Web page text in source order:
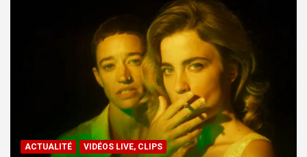
ACTUALITÉ VIDÉOS LIVE, CLIPS